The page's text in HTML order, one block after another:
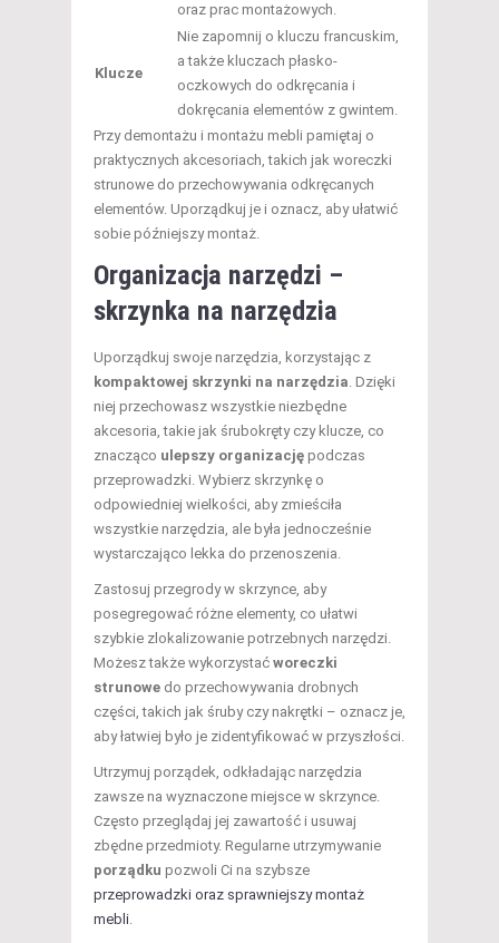
oraz prac montażowych.
Klucze
Nie zapomnij o kluczu francuskim,
a także kluczach płasko-
oczkowych do odkręcania i
dokręcania elementów z gwintem.
Przy demontażu i montażu mebli pamiętaj o
praktycznych akcesoriach, takich jak woreczki
strunowe do przechowywania odkręcanych
elementów. Uporządkuj je i oznacz, aby ułatwić
sobie późniejszy montaż.
Organizacja narzędzi –
skrzynka na narzędzia
Uporządkuj swoje narzędzia, korzystając z
kompaktowej skrzynki na narzędzia. Dzięki
niej przechowasz wszystkie niezbędne
akcesoria, takie jak śrubokręty czy klucze, co
znacząco ulepszy organizację podczas
przeprowadzki. Wybierz skrzynkę o
odpowiedniej wielkości, aby zmieściła
wszystkie narzędzia, ale była jednocześnie
wystarczająco lekka do przenoszenia.
Zastosuj przegrody w skrzynce, aby
posegregować różne elementy, co ułatwi
szybkie zlokalizowanie potrzebnych narzędzi.
Możesz także wykorzystać woreczki
strunowe do przechowywania drobnych
części, takich jak śruby czy nakrętki – oznacz je,
aby łatwiej było je zidentyfikować w przyszłości.
Utrzymuj porządek, odkładając narzędzia
zawsze na wyznaczone miejsce w skrzynce.
Często przeglądaj jej zawartość i usuwaj
zbędne przedmioty. Regularne utrzymywanie
porządku pozwoli Ci na szybsze
przeprowadzki oraz sprawniejszy montaż
mebli.